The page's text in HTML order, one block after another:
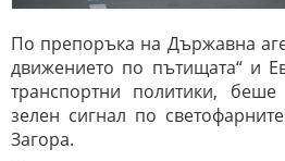
По препоръка на Държавна
движението по пътищата“ и
транспортни политики,
зелен сигнал по
Загора.